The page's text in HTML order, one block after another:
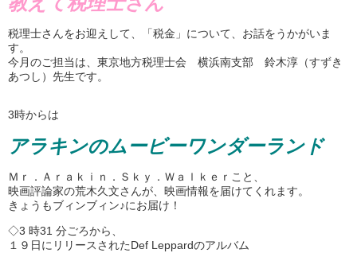
税理士さんをお迎えして、「税金」について、お話をうかがいま
す。
今月のご担当は、東京地方税理士会 横浜南支部 鈴木淳（すずき
あつし）先生です。
3時からは
アラキンのムービーワンダーランド
Ｍｒ．Ａｒａｋｉｎ．Ｓｋｙ．Ｗａｌｋｅｒこと、
映画評論家の荒木久文さんが、映画情報を届けてくれます。
きょうもブィンブィン♪にお届け！
◇3 時31 分ごろから、
１９日にリリースされたDef Leppardのアルバム